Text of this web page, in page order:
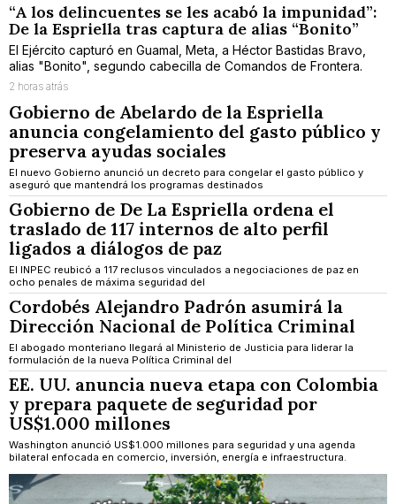
“A los delincuentes se les acabó la impunidad”:
De la Espriella tras captura de alias “Bonito”
El Ejército capturó en Guamal, Meta, a Héctor Bastidas Bravo,
alias "Bonito", segundo cabecilla de Comandos de Frontera.
2 horas atrás
Gobierno de Abelardo de la Espriella
anuncia congelamiento del gasto público y
preserva ayudas sociales
El nuevo Gobierno anunció un decreto para congelar el gasto público y
aseguró que mantendrá los programas destinados
Gobierno de De La Espriella ordena el
traslado de 117 internos de alto perfil
ligados a diálogos de paz
El INPEC reubicó a 117 reclusos vinculados a negociaciones de paz en
ocho penales de máxima seguridad del
Cordobés Alejandro Padrón asumirá la
Dirección Nacional de Política Criminal
El abogado monteriano llegará al Ministerio de Justicia para liderar la
formulación de la nueva Política Criminal del
EE. UU. anuncia nueva etapa con Colombia
y prepara paquete de seguridad por
US$1.000 millones
Washington anunció US$1.000 millones para seguridad y una agenda
bilateral enfocada en comercio, inversión, energía e infraestructura.